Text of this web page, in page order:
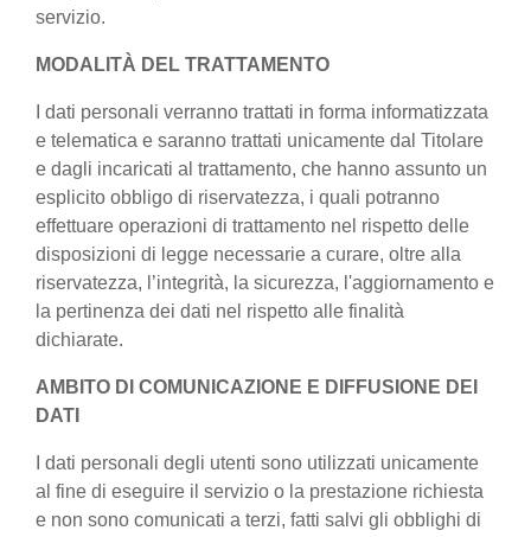
servizio.
MODALITÀ DEL TRATTAMENTO
I dati personali verranno trattati in forma informatizzata
e telematica e saranno trattati unicamente dal Titolare
e dagli incaricati al trattamento, che hanno assunto un
esplicito obbligo di riservatezza, i quali potranno
effettuare operazioni di trattamento nel rispetto delle
disposizioni di legge necessarie a curare, oltre alla
riservatezza, l’integrità, la sicurezza, l'aggiornamento e
la pertinenza dei dati nel rispetto alle finalità
dichiarate.
AMBITO DI COMUNICAZIONE E DIFFUSIONE DEI
DATI
I dati personali degli utenti sono utilizzati unicamente
al fine di eseguire il servizio o la prestazione richiesta
e non sono comunicati a terzi, fatti salvi gli obblighi di